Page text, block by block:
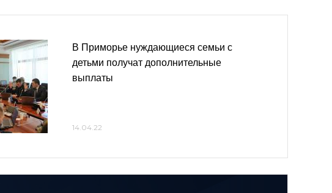
В Приморье нуждающиеся семьи с
детьми получат дополнительные
выплаты
14.04.22